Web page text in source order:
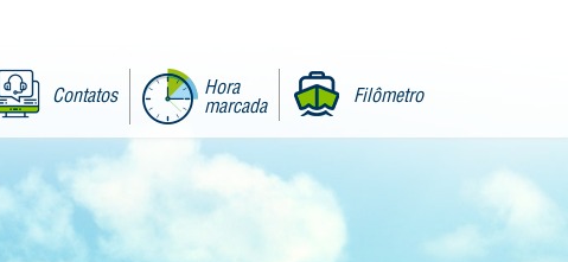
Contatos
Hora
marcada
Filômetro